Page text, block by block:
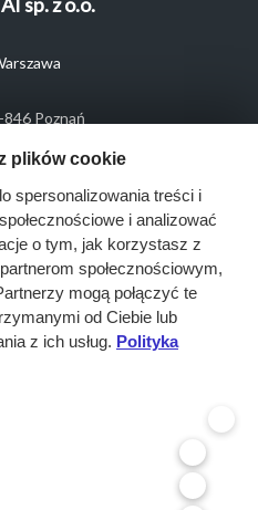
Poznań
plików cookie
spersonalizowania treści i
i analizować
o tym, jak korzystasz z
społecznościowym,
mogą połączyć te
od Ciebie lub
z ich usług. Polityka